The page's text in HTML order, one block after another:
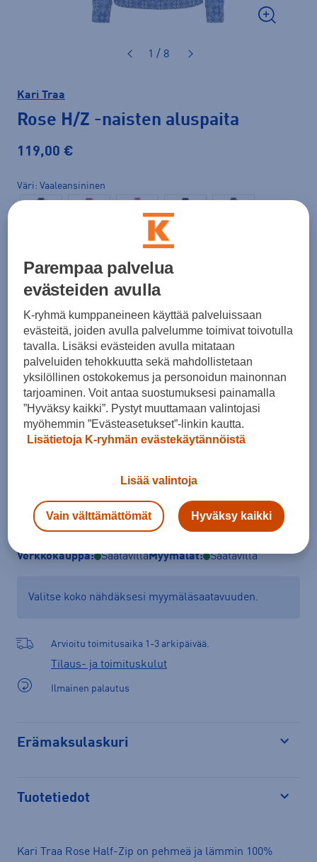
1 / 8
Kari Traa
Rose H/Z -naisten aluspaita
119,00 €
Väri Vaaleansininen
Koko
XL
Kokotaulukko
Tarkista saatavuus ja tilaa myymälästä
Verkkokauppa: SaatavillaMyymälät: Saatavilla
Valitse koko nähdäksesi myymäläsaatavuuden.
Arvioitu toimitusaika 1-3 arkipäivää.
Tilaus- ja toimituskulut
Ilmainen palautus
Erämaksulaskuri
Tuotetiedot
Kari Traa Rose Half-Zip on pehmeä ja lämmin 100%
Parempaa palvelua
evästeiden avulla
K-ryhmä kumppaneineen käyttää palveluissaan
evästeitä, joiden avulla palvelumme toimivat toivotulla
tavalla. Lisäksi evästeiden avulla mitataan
palveluiden tehokkuutta sekä mahdollistetaan
yksilöllinen ostokokemus ja personoidun mainonnan
tarjoaminen. Voit antaa suostumuksesi painamalla
”Hyväksy kaikki”. Pystyt muuttamaan valintojasi
myöhemmin ”Evästeasetukset”-linkin kautta.
Lisätietoja K-ryhmän evästekäytännöistä
Lisää valintoja
Vain välttämättömät Hyväksy kaikki